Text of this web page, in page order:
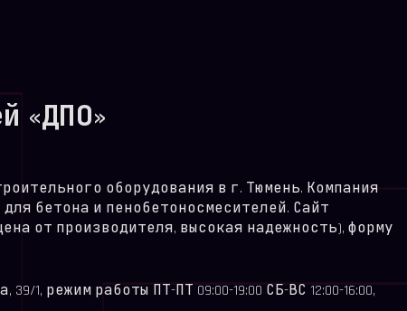
«ДПО»
оборудования в г. Тюмень. Компания
бетона и пенобетоносмесителей. Сайт
от производителя, высокая надежность), форму
1, режим работы ПТ-ПТ 09:00-19:00 СБ-ВС 12:00-16:00,